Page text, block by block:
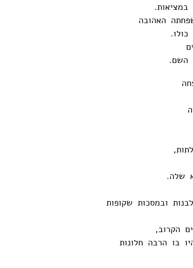
האהובה
השם.
שלה.
ובמסכות שקופות
הקרוב,
בו הרבה חלונות